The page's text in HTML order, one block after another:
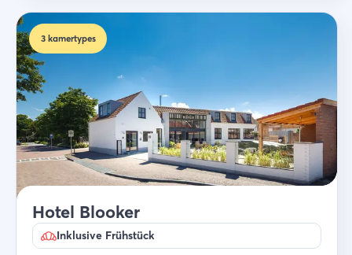
3 kamertypes
Hotel Blooker
Inklusive Frühstück